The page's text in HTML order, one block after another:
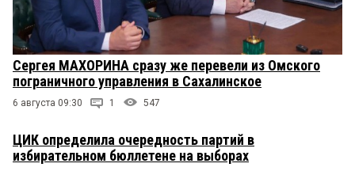
Сергея МАХОРИНА сразу же перевели из Омского
пограничного управления в Сахалинское
6 августа 09:30 1 547
ЦИК определила очередность партий в
избирательном бюллетене на выборах